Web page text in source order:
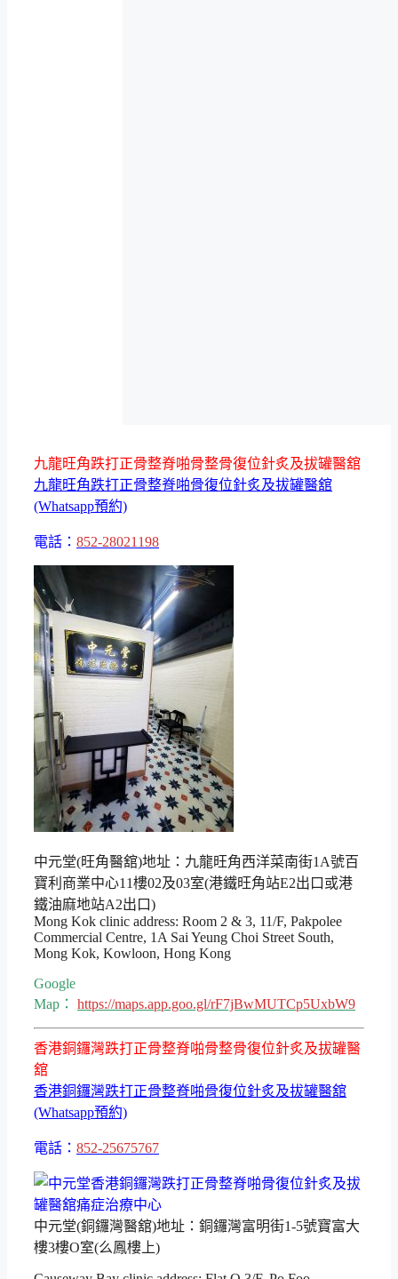
九龍旺角跌打正骨整脊啪骨整骨復位針炙及拔罐醫舘
九龍旺角跌打正骨整脊啪骨復位針炙及拔罐醫舘
(Whatsapp預約)
電話： 852-28021198
中元堂(旺角醫舘)地址：九龍旺角西洋菜南街1A號百
寶利商業中心11樓02及03室(港鐵旺角站E2出口或港
鐵油麻地站A2出口)
Mong Kok clinic address: Room 2 & 3, 11/F, Pakpolee
Commercial Centre, 1A Sai Yeung Choi Street South,
Mong Kok, Kowloon, Hong Kong
Google
Map： https://maps.app.goo.gl/rF7jBwMUTCp5UxbW9
香港銅鑼灣跌打正骨整脊啪骨整骨復位針炙及拔罐醫
舘
香港銅鑼灣跌打正骨整脊啪骨復位針炙及拔罐醫舘
(Whatsapp預約)
電話： 852-25675767
中元堂(銅鑼灣醫舘)地址：銅鑼灣富明街1-5號寶富大
樓3樓O室(么鳳樓上)